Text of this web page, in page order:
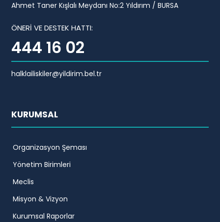
Ahmet Taner Kışlalı Meydanı No:2 Yıldırım / BURSA
ÖNERİ VE DESTEK HATTI:
444 16 02
halklailiskiler@yildirim.bel.tr
KURUMSAL
Organizasyon Şeması
Yönetim Birimleri
Meclis
Misyon & Vizyon
Kurumsal Raporlar